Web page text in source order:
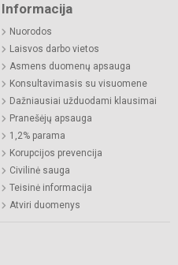
Informacija
Nuorodos
Laisvos darbo vietos
Asmens duomenų apsauga
Konsultavimasis su visuomene
Dažniausiai užduodami klausimai
Pranešėjų apsauga
1,2% parama
Korupcijos prevencija
Civilinė sauga
Teisinė informacija
Atviri duomenys